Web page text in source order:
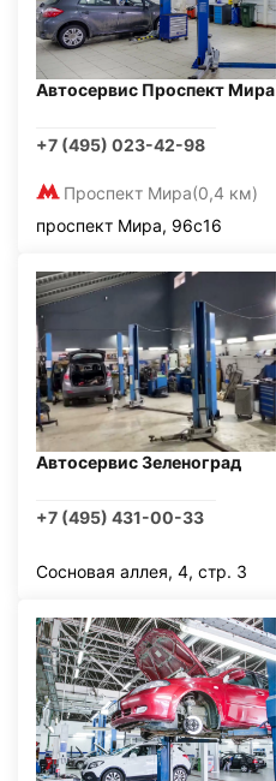
Автосервис Проспект Мира
+7 (495) 023-42-98
Проспект Мира(0,4 км)
проспект Мира, 96с16
Автосервис Зеленоград
+7 (495) 431-00-33
Сосновая аллея, 4, стр. 3